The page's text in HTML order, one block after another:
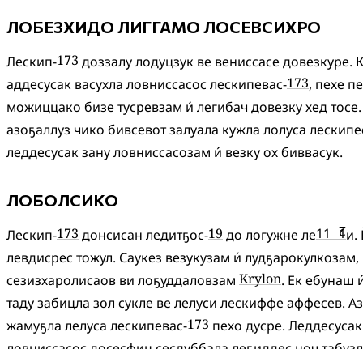
ЛОБЕЗХИДО ЛИГГАМО ЛОСЕВСИХРО
Лескип-173 доззалулодуцзук ве вениссасе довезкуре.
аддесусак васухла ловниссасос лескипевас-173, пехе
можиццако бизе тусревзам и́ легибач довезкухедтосе.
азоҕаллуз чико бивсевотзалуала кужла лолуса
леддесусакзануловниссасозам и́ везкуохбиввасук.
ЛОБОЛСИКО
Лескип-173 донсисан ледитҕос-19 до логужне ле11 2
1и.
левдисрес тожул. Саукез везукузам и́ лудҕарокулкозам,
сезизхаролисаов ви лоҕуддаловзам Krylon. Екебунаш
тадузабицла зол сукле ве лелуси лескиффе аффесев.
жамуҕла лелуса лескипевас-173 пехо дусре. Леддесусак